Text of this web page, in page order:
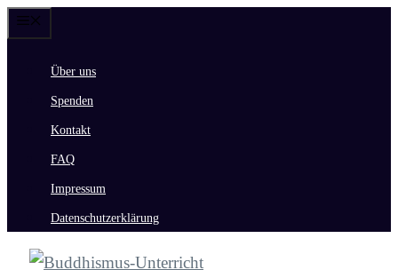
Zum
springenÜber uns
Spenden
Kontakt
FAQ
Impressum
Datenschutzerklärung